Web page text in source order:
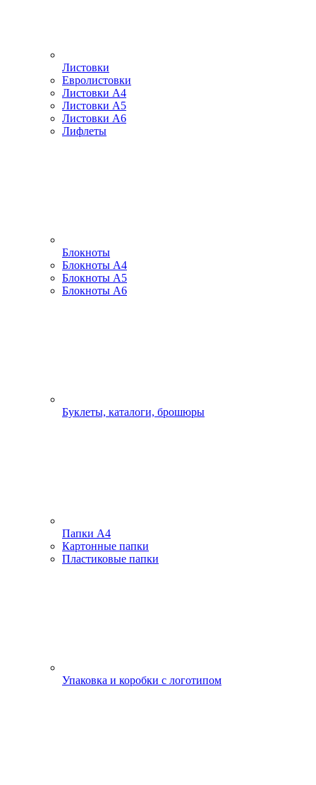
Листовки
Евролистовки
Листовки А4
Листовки А5
Листовки А6
Лифлеты
Блокноты
Блокноты А4
Блокноты А5
Блокноты А6
Буклеты, каталоги, брошюры
Папки А4
Картонные папки
Пластиковые папки
Упаковка и коробки с логотипом